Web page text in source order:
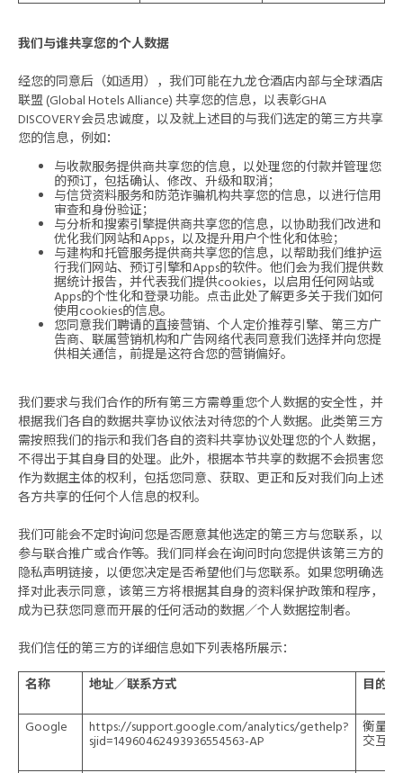
我们与谁共享您的个人数据
经您的同意后（如适用），我们可能在九龙仓酒店内部与全球酒店
联盟 (Global Hotels Alliance) 共享您的信息，以表彰GHA
DISCOVERY会员忠诚度，以及就上述目的与我们选定的第三方共享
您的信息，例如：
与收款服务提供商共享您的信息，以处理您的付款并管理您
的预订，包括确认、修改、升级和取消；
与信贷资料服务和防范诈骗机构共享您的信息，以进行信用
审查和身份验证；
与分析和搜索引擎提供商共享您的信息，以协助我们改进和
优化我们网站和Apps，以及提升用户个性化和体验；
与建构和托管服务提供商共享您的信息，以帮助我们维护运
行我们网站、预订引擎和Apps的软件。他们会为我们提供数
据统计报告，并代表我们提供cookies，以启用任何网站或
Apps的个性化和登录功能。点击此处了解更多关于我们如何
使用cookies的信息。
您同意我们聘请的直接营销、个人定价推荐引擎、第三方广
告商、联属营销机构和广告网络代表同意我们选择并向您提
供相关通信，前提是这符合您的营销偏好。
我们要求与我们合作的所有第三方需尊重您个人数据的安全性，并
根据我们各自的数据共享协议依法对待您的个人数据。此类第三方
需按照我们的指示和我们各自的资料共享协议处理您的个人数据，
不得出于其自身目的处理。此外，根据本节共享的数据不会损害您
作为数据主体的权利，包括您同意、获取、更正和反对我们向上述
各方共享的任何个人信息的权利。
我们可能会不定时询问您是否愿意其他选定的第三方与您联系，以
参与联合推广或合作等。我们同样会在询问时向您提供该第三方的
隐私声明链接，以便您决定是否希望他们与您联系。如果您明确选
择对此表示同意，该第三方将根据其自身的资料保护政策和程序，
成为已获您同意而开展的任何活动的数据／个人数据控制者。
我们信任的第三方的详细信息如下列表格所展示：
名称
地址／联系方式 目的
Google https://support.google.com/analytics/gethelp?
sjid=14960462493936554563-AP
衡量
交互